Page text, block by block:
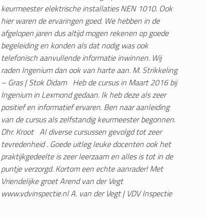
keurmeester elektrische installaties NEN 1010. Ook
hier waren de ervaringen goed. We hebben in de
afgelopen jaren dus altijd mogen rekenen op goede
begeleiding en konden als dat nodig was ook
telefonisch aanvullende informatie inwinnen. Wij
raden Ingenium dan ook van harte aan. M. Strikkeling
– Gras | Stok Didam Heb de cursus in Maart 2016 bij
Ingenium in Lexmond gedaan. Ik heb deze als zeer
positief en informatief ervaren. Ben naar aanleiding
van de cursus als zelfstandig keurmeester begonnen.
Dhr. Kroot Al diverse cursussen gevolgd tot zeer
tevredenheid . Goede uitleg leuke docenten ook het
praktijkgedeelte is zeer leerzaam en alles is tot in de
puntje verzorgd. Kortom een echte aanrader! Met
Vriendelijke groet Arend van der Vegt
www.vdvinspectie.nlA. van der Vegt | VDV Inspectie